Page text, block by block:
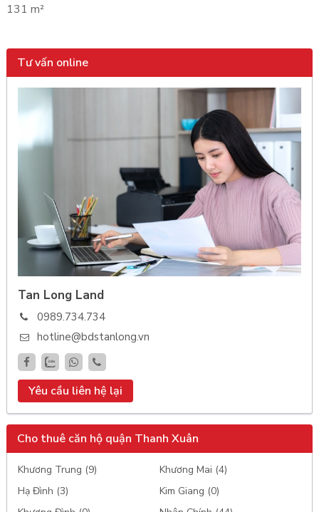
131 m²
Tư vấn online
Tan Long Land
0989.734.734
hotline@bdstanlong.vn
Yêu cầu liên hệ lại
Cho thuê căn hộ quận Thanh Xuân
Khương Trung (9)
Khương Mai (4)
Hạ Đình (3)
Kim Giang (0)